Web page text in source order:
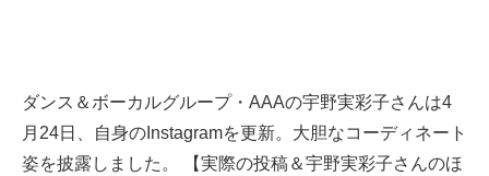
ダンス＆ボーカルグループ・AAAの宇野実彩子さんは4
月24日、自身のInstagramを更新。大胆なコーディネート
姿を披露しました。 【実際の投稿＆宇野実彩子さんのほ